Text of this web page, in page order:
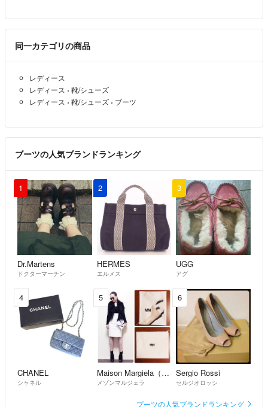
同一カテゴリの商品
レディース
レディース › 靴/シューズ
レディース › 靴/シューズ › ブーツ
ブーツの人気ブランドランキング
1
Dr.Martens
ドクターマーチン
2
HERMES
エルメス
3
UGG
アグ
4
CHANEL
シャネル
5
Maison Margiela（旧Maison Martin Margiela）
メゾンマルジェラ
6
Sergio Rossi
セルジオロッシ
ブーツの人気ブランドランキング